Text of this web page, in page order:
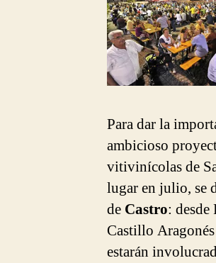
Para dar la
ambicioso
vitivinícolas de
lugar en julio, se
de Castro:
Castillo
estarán